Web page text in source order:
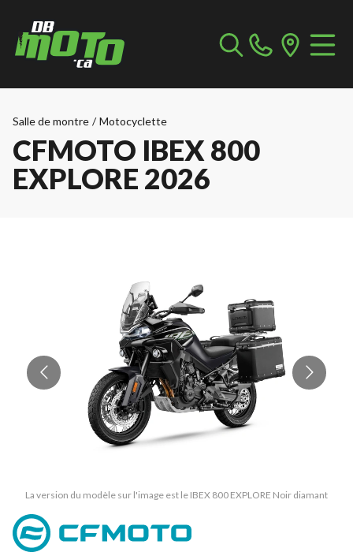
Salle de montre / Motocyclette
CFMOTO IBEX 800
EXPLORE 2026
La version du modèle sur l'image est le IBEX 800 EXPLORE Noir diamant